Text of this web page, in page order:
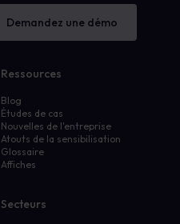
Demandez une démo
Ressources
Blog
Études de cas
Nouvelles de l'entreprise
Atouts de la sensibilisation
Glossaire
Affiches
Secteurs